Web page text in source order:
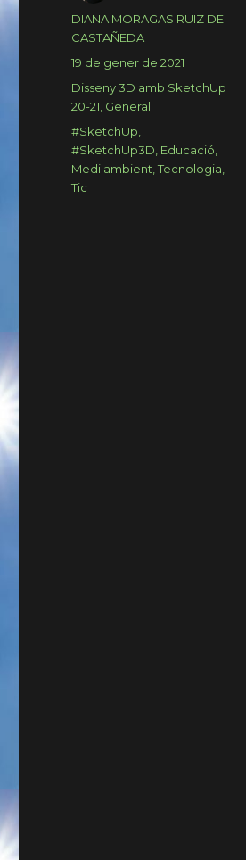
Author
DIANA MORAGAS RUIZ DE
CASTAÑEDA
Posted
on
19 de gener de 2021
Categories
Disseny 3D amb SketchUp
20-21 General
Tags
#SketchUp
#SketchUp3D Educació
Medi ambient ,Tecnologia
Tic